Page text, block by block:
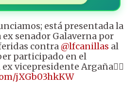
está presentada la
senador Galaverna por
contra@lfcanillas al
participado en el
vicepresidente Argaña👇🏻
jXGb03hkKW